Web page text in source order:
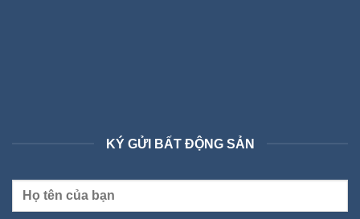
KÝ GỬI BẤT ĐỘNG SẢN